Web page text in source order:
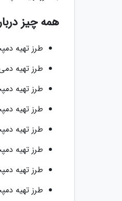
همه چیز
طرز تهیه
طرز تهیه
طرز تهیه
طرز تهیه
طرز تهیه
طرز تهیه
طرز تهیه
طرز تهیه